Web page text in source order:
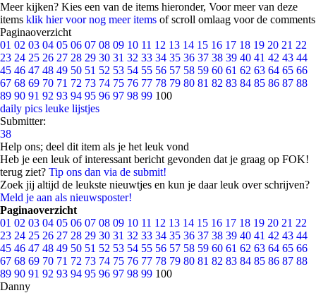
Meer kijken? Kies een van de items hieronder, Voor meer van deze
items klik hier voor nog meer items of scroll omlaag voor de comments
Paginaoverzicht
01 02 03 04 05 06 07 08 09 10 11 12 13 14 15 16 17 18 19 20 21 22
23 24 25 26 27 28 29 30 31 32 33 34 35 36 37 38 39 40 41 42 43 44
45 46 47 48 49 50 51 52 53 54 55 56 57 58 59 60 61 62 63 64 65 66
67 68 69 70 71 72 73 74 75 76 77 78 79 80 81 82 83 84 85 86 87 88
89 90 91 92 93 94 95 96 97 98 99 100
daily pics leuke lijstjes
Submitter:
38
Help ons; deel dit item als je het leuk vond
Heb je een leuk of interessant bericht gevonden dat je graag op FOK!
terug ziet? Tip ons dan via de submit!
Zoek jij altijd de leukste nieuwtjes en kun je daar leuk over schrijven?
Meld je aan als nieuwsposter!
Paginaoverzicht
01 02 03 04 05 06 07 08 09 10 11 12 13 14 15 16 17 18 19 20 21 22
23 24 25 26 27 28 29 30 31 32 33 34 35 36 37 38 39 40 41 42 43 44
45 46 47 48 49 50 51 52 53 54 55 56 57 58 59 60 61 62 63 64 65 66
67 68 69 70 71 72 73 74 75 76 77 78 79 80 81 82 83 84 85 86 87 88
89 90 91 92 93 94 95 96 97 98 99 100
Danny